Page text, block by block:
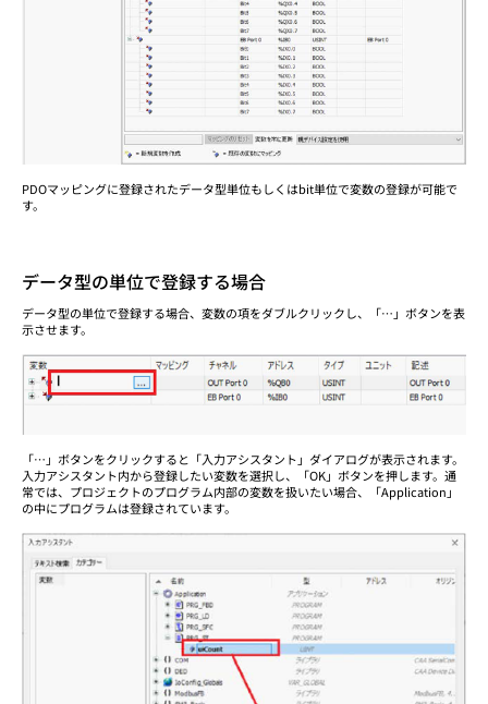
PDOマッピングに登録されたデータ型単位もしくはbit単位で変数の登録が可能で
す。
データ型の単位で登録する場合
データ型の単位で登録する場合、変数の項をダブルクリックし、「…」ボタンを表
示させます。
「…」ボタンをクリックすると「入力アシスタント」ダイアログが表示されます。
入力アシスタント内から登録したい変数を選択し、「OK」ボタンを押します。通
常では、プロジェクトのプログラム内部の変数を扱いたい場合、「Application」
の中にプログラムは登録されています。